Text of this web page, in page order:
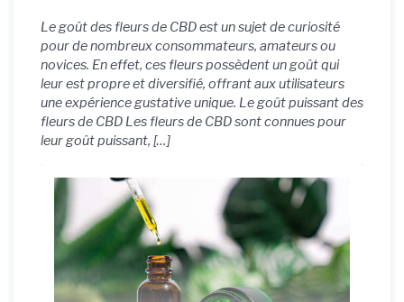
Le goût des fleurs de CBD est un sujet de curiosité
pour de nombreux consommateurs, amateurs ou
novices. En effet, ces fleurs possèdent un goût qui
leur est propre et diversifié, offrant aux utilisateurs
une expérience gustative unique. Le goût puissant des
fleurs de CBD Les fleurs de CBD sont connues pour
leur goût puissant, […]